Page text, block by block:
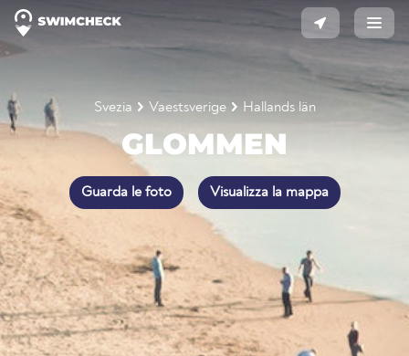
Svezia Vaestsverige Hallands län
GLOMMEN
Guarda le foto Visualizza la mappa